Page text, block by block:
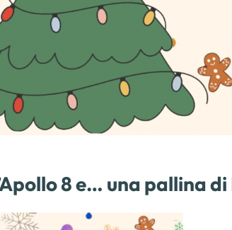
8 e… una pallina